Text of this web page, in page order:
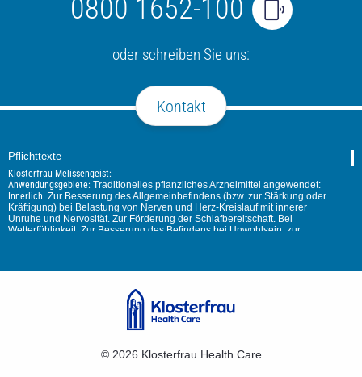
0800 1652-100
oder schreiben Sie uns:
Kontakt
Pflichttexte
Klosterfrau Melissengeist:
Anwendungsgebiete: Traditionelles pflanzliches Arzneimittel angewendet:
Innerlich: Zur Besserung des Allgemeinbefindens (bzw. zur Stärkung oder
Kräftigung) bei Belastung von Nerven und Herz-Kreislauf mit innerer
Unruhe und Nervosität. Zur Förderung der Schlafbereitschaft. Bei
Wetterfühligkeit. Zur Besserung des Befindens bei Unwohlsein, zur
Das Arzneimittel ist ein traditionelles Arzneimittel, das ausschließlich auf
Grund langjähriger Anwendung für das Anwendungsgebiet registriert ist.
Enthält 3,1 g Alkohol (Ethanol) pro 5 ml Flüssigkeit
entsprechend 79 % (v/v). Enthält Zimt (Zimtaldehyd). Packungsbeilage
Zu Risiken und Nebenwirkungen lesen Sie die Packungsbeilage und
© 2026 Klosterfrau Health Care